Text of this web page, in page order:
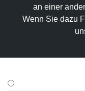
Unique Content
KI für
Online-Marketing
Serverseitiges
Karriere-FAQs
Green Hosting
Green Coding
XORTEX
Awards
Presse und
an einer
Wenn Sie dazu